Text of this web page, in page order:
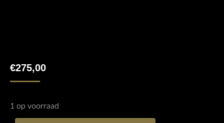
€275,00
1 op voorraad